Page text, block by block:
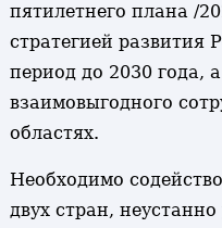
пятилетнего плана /
стратегией развития
период до 2030 года,
взаимовыгодного
областях.
Необходимо
двух стран,